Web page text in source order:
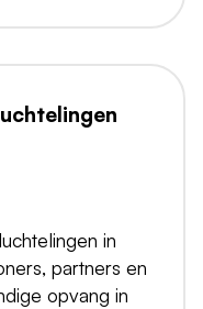
in
partners en
opvang in